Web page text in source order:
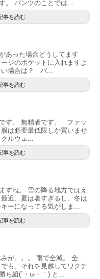
。 パンツのことでは...
事を読む
あった場合どうしてます
ジのポケットに入れますよ
い場合は？ バ...
事を読む
す。 無精者です。 ファッ
は必要最低限しか買いませ
ルウェ...
事を読む
すね。 雪の降る地方ではえ
近、夏は暑すぎるし、冬は
ーになってる気がしま...
事を読む
が。。。 雨で全滅。 全
も、それを見越してワクチ
ち組(´・ω・｀) と...